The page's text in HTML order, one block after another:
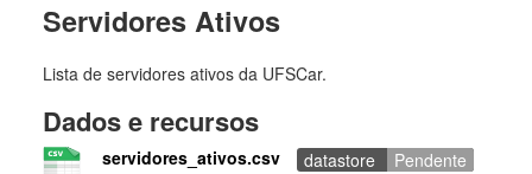
Servidores Ativos
Lista de servidores ativos da UFSCar.
Dados e recursos
servidores_ativos.csv datastore Pendente